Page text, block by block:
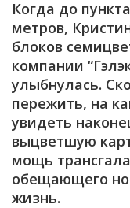
Когда до
метров,
блоков
компании
улыбнулась.
пережить, на
увидеть
выцветшую
мощь
обещающего
жизнь.